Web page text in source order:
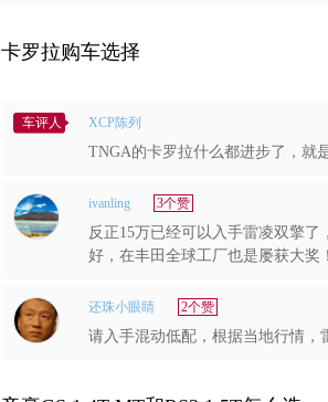
卡罗拉购车选择
车评人 XCP陈列
TNGA的卡罗拉什么都进步了，就
ivanling 3个赞
反正15万已经可以入手雷凌双擎
好，在丰田全球工厂也是屡获大奖！
还珠小眼睛 2个赞
请入手混动低配，根据当地行情，